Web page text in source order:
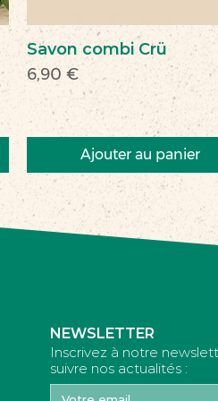
Savon combi Crü
Prix
6,90 €
Ajouter au panier
Nouveau
Nouveau
NEWSLETTER
Inscrivez à notre
suivre nos actualités :